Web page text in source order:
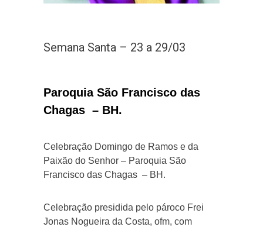
Semana Santa – 23 a 29/03
Paroquia São Francisco das
Chagas – BH.
Celebração Domingo de Ramos e da
Paixão do Senhor – Paroquia São
Francisco das Chagas – BH.
Celebração presidida pelo pároco Frei
Jonas Nogueira da Costa, ofm, com